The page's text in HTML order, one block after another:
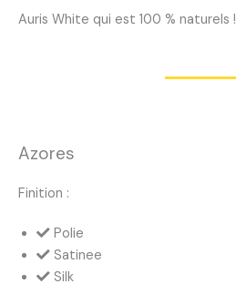
Auris White qui est 100 % naturels !
Azores
Finition :
Polie
Satinee
Silk